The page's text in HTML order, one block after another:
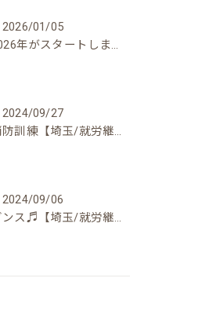
2026/01/05
2026年がスタートしました！！
2024/09/27
消防訓練【埼玉/就労継続支援B型】
2024/09/06
ダンス♬【埼玉/就労継続支援B型】